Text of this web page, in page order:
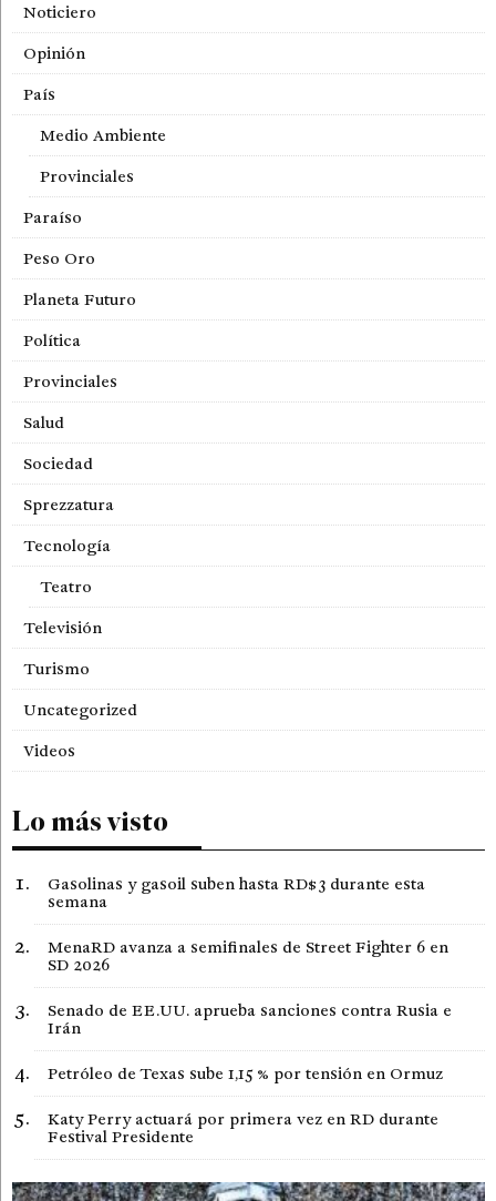
Noticiero
Opinión
País
Medio Ambiente
Provinciales
Paraíso
Peso Oro
Planeta Futuro
Política
Provinciales
Salud
Sociedad
Sprezzatura
Tecnología
Teatro
Televisión
Turismo
Uncategorized
Videos
Lo más visto
Gasolinas y gasoil suben hasta RD$3 durante esta
semana
MenaRD avanza a semifinales de Street Fighter 6 en
SD 2026
Senado de EE.UU. aprueba sanciones contra Rusia e
Irán
Petróleo de Texas sube 1,15 % por tensión en Ormuz
Katy Perry actuará por primera vez en RD durante
Festival Presidente